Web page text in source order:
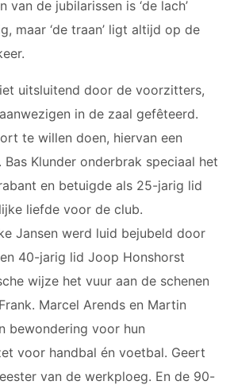
van de jubilarissen is ‘de lach’
maar ‘de traan’ ligt altijd op de
uitsluitend door de voorzitters,
in de zaal gefêteerd.
te willen doen, hiervan een
Klunder onderbrak speciaal het
en betuigde als 25-jarig lid
liefde voor de club.
Jansen werd luid bejubeld door
40-jarig lid Joop Honshorst
wijze het vuur aan de schenen
Marcel Arends en Martin
bewondering voor hun
voor handbal én voetbal. Geert
van de werkploeg. En de 90-